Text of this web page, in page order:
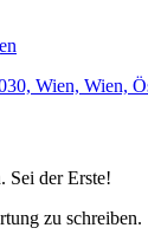
Wien, Wien,
Sei der Erste!
zu schreiben.